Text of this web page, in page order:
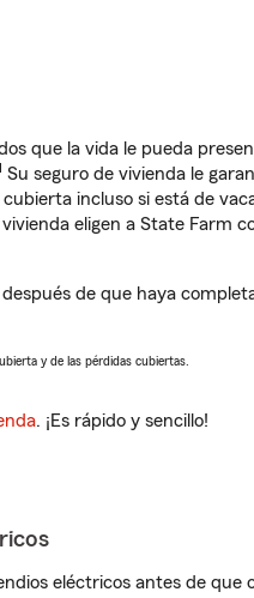
que la vida le pueda
Su seguro de vivienda le
incluso si está de
eligen a State Farm
de que haya
y de las pérdidas cubiertas.
. ¡Es rápido y sencillo!
eléctricos antes de que